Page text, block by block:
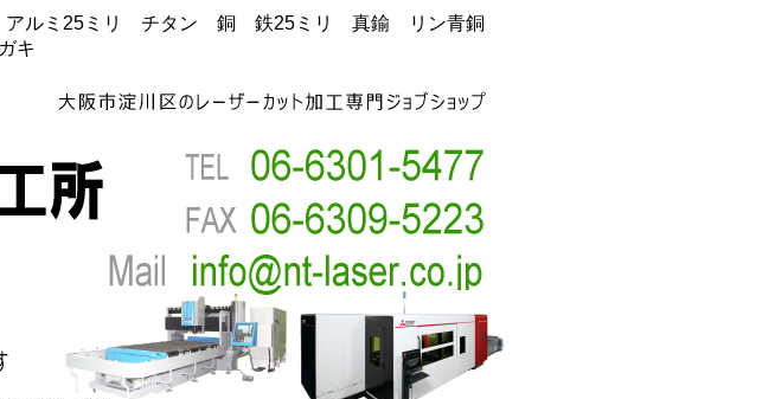
アルミ25ミリ チタン 銅 鉄25ミリ 真鍮 リン青銅
キ